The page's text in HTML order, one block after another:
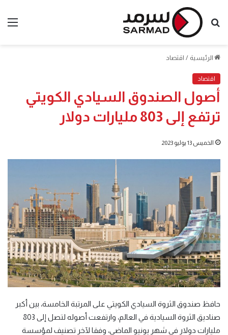
بحث
الرئيسية / اقتصاد
اقتصاد
أصول الصندوق السيادي الكويتي
ترتفع إلى 803 مليارات دولار
الخميس 13 يوليو 2023
حافظ صندوق الثروة السيادي الكويتي على المرتبة الخامسة، بين أكبر
صناديق الثروة السيادية في العالم، وارتفعت أصوله لتصل إلى 803
مليارات دولار في شهر يونيو الماضي، وفقا لآخر تصنيف لمؤسسة